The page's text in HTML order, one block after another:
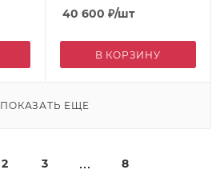
40 600 ₽/шт
В КОРЗИНУ
ПОКАЗАТЬ ЕЩЕ
2 3 8